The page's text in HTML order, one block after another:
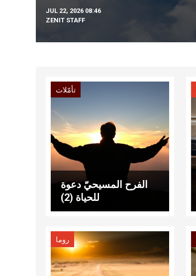
JUL 22, 2026 08:46
ZENIT STAFF
تأمّلات
الفرح المسيحيّ دعوة
للحياة (2)
روما